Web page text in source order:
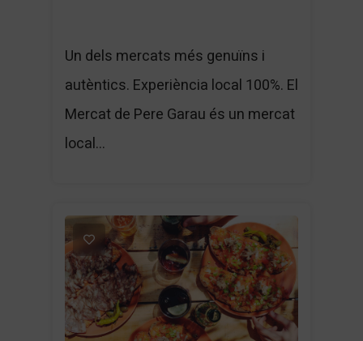
Un dels mercats més genuïns i
autèntics. Experiència local 100%. El
Mercat de Pere Garau és un mercat
local...
1